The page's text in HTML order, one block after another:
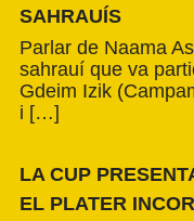
SAHRAUÍS
Parlar de Naama
sahrauí que va
Gdeim Izik
i […]
LA CUP
EL PLATER